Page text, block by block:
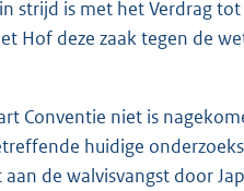
strijd is met het Verdrag tot
Hof deze zaak tegen de
Conventie niet is
huidige
de walvisvangst door